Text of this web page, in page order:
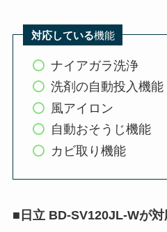
対応している機能
ナイアガラ洗浄
洗剤の自動投入機能
風アイロン
自動おそうじ機能
カビ取り機能
■ 日立 BD-SV120JL-Wが